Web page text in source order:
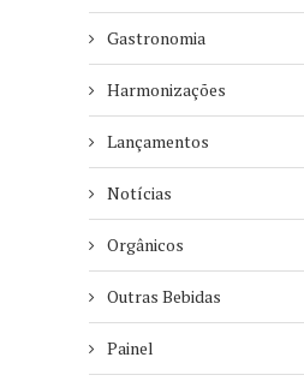
Gastronomia
Harmonizações
Lançamentos
Notícias
Orgânicos
Outras Bebidas
Painel